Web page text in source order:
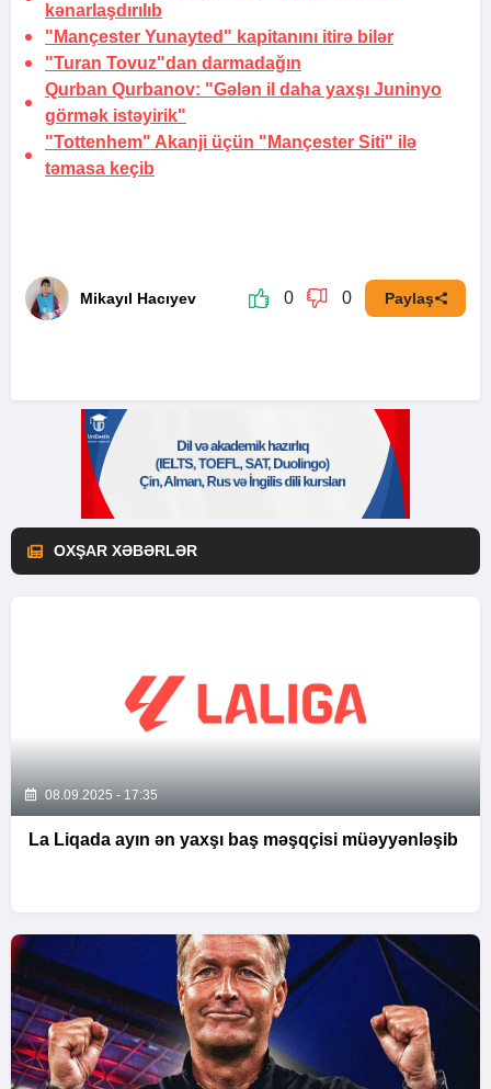
kənarlaşdırılıb
"Mançester Yunayted" kapitanını itirə bilər
"Turan Tovuz"dan darmadağın
Qurban Qurbanov: "Gələn il daha yaxşı Juninyo
görmək istəyirik"
"Tottenhem" Akanji üçün "Mançester Siti" ilə
təmasa keçib
Mikayıl Hacıyev 0 0 Paylaş
OXŞAR XƏBƏRLƏR
08.09.2025 - 17:35
La Liqada ayın ən yaxşı baş məşqçisi müəyyənləşib